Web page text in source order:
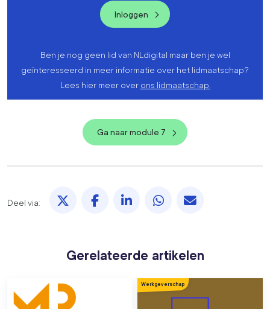
Inloggen
Ben je nog geen lid van NLdigital maar ben je wel
geïnteresseerd in meer informatie over het lidmaatschap?
Lees hier meer over ons lidmaatschap.
Ga naar module 7
Deel via:
Deel via X. opent in een nieuw tabblad
Deel via Facebook. opent in een nieuw
Deel via LinkedIn. opent in een
Deel via WhatsApp.
Gerelateerde artikelen
Werkgeverschap